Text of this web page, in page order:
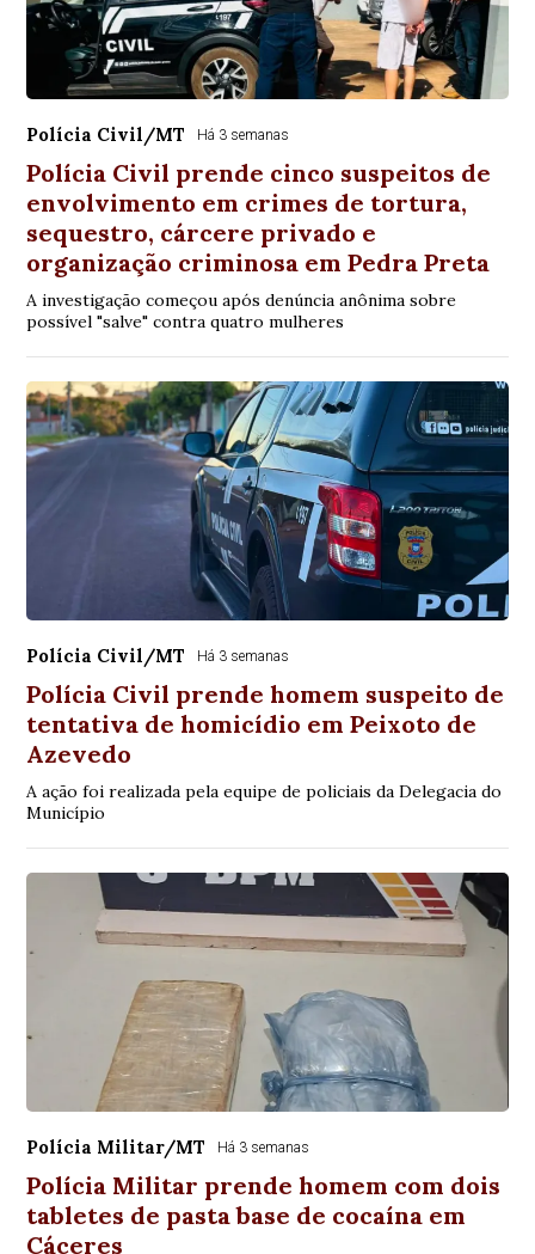
Polícia Civil/MT Há 3 semanas
Polícia Civil prende cinco suspeitos de
envolvimento em crimes de tortura,
sequestro, cárcere privado e
organização criminosa em Pedra Preta
A investigação começou após denúncia anônima sobre
possível "salve" contra quatro mulheres
Polícia Civil/MT Há 3 semanas
Polícia Civil prende homem suspeito de
tentativa de homicídio em Peixoto de
Azevedo
A ação foi realizada pela equipe de policiais da Delegacia do
Município
Polícia Militar/MT Há 3 semanas
Polícia Militar prende homem com dois
tabletes de pasta base de cocaína em
Cáceres